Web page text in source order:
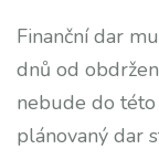
Finanční dar
dnů od
nebude do
plánovaný dar